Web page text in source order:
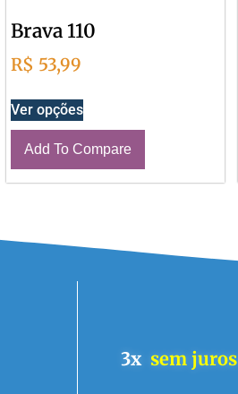
Brava 110
R$ 53,99
Ver opções
Add To Compare
3x sem juros